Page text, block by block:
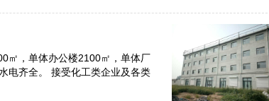
㎡，单体办公楼2100㎡，单体厂
电齐全。 接受化工类企业及各类